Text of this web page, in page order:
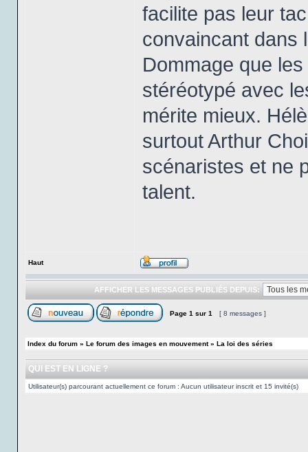
facilite pas leur
convaincant dans
Dommage que
stéréotypé avec
mérite mieux.
surtout Arthur
scénaristes et ne
talent.
Haut
AFFICHER LES MESSAGES PUBLIÉS DEPUIS:
Page 1 sur 1 [ 8 messages ]
Index du forum » Le forum des images en mouvement» La loi des séries
QUI EST EN LIGNE ?
Utilisateur(s) parcourant actuellement ce forum : Aucun utilisateur inscrit et 15 invité(s)